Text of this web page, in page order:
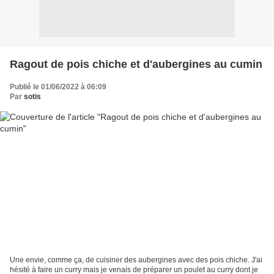
Ragout de pois chiche et d'aubergines au cumin
Publié le 01/06/2022 à 06:09
Par sotis
Une envie, comme ça, de cuisiner des aubergines avec des pois chiche. J'ai
hésité à faire un curry mais je venais de préparer un poulet au curry dont je